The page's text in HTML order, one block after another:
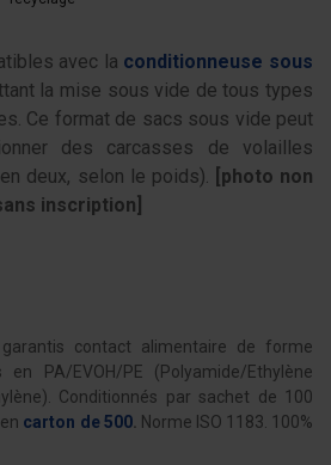
avec la conditionneuse sous
la mise sous vide de tous types
Ce format de sacs sous vide peut
des carcasses de volailles
deux, selon le poids).
[photo non
inscription]
contact alimentaire de forme
en PA/EVOH/PE (Polyamide/Ethylène
Conditionnés par sachet de 100
carton de 500. Norme ISO 1183. 100%